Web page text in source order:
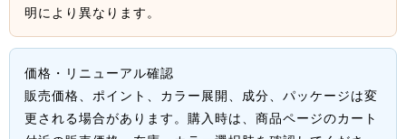
明により異なります。
価格・リニューアル確認
販売価格、ポイント、カラー展開、成分、パッケージは変
更される場合があります。購入時は、商品ページのカート